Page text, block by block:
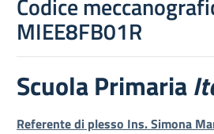
MIEE8FB01R
Scuola Primaria
Referente di plesso Ins. Simona